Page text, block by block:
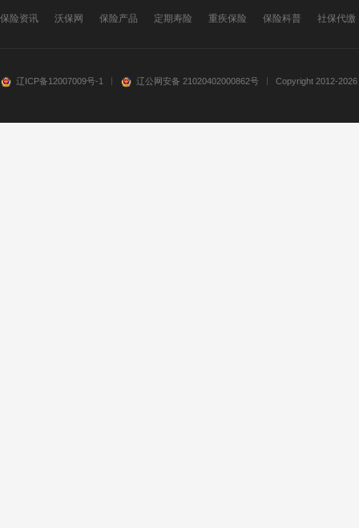
保险资讯 沃保网 保险产品 定期寿险 重疾保险 保险科普 社保代缴
辽ICP备12007009号-1 辽公网安备 21020402000862号 Copyright 2012-